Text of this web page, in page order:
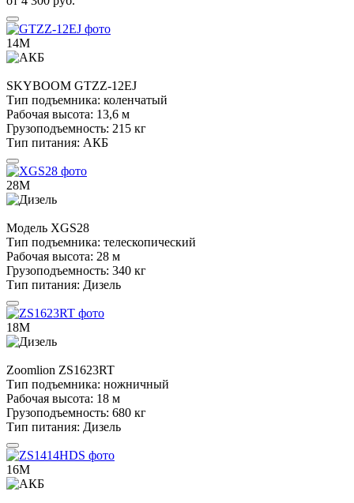
14М
SKYBOOM GTZZ-12EJ
Тип подъемника: коленчатый
Рабочая высота: 13,6 м
Грузоподъемность: 215 кг
Тип питания: АКБ
28М
Модель XGS28
Тип подъемника: телескопический
Рабочая высота: 28 м
Грузоподъемность: 340 кг
Тип питания: Дизель
18М
Zoomlion ZS1623RT
Тип подъемника: ножничный
Рабочая высота: 18 м
Грузоподъемность: 680 кг
Тип питания: Дизель
16М